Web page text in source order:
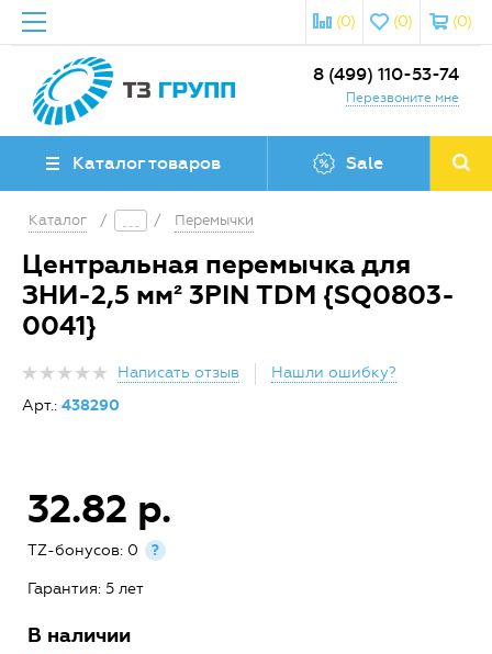
(0)
(0)
(0)
8 (499) 110-53-74
Перезвоните мне
Каталог товаров Sale
Каталог / / Перемычки
Центральная перемычка для
ЗНИ-2,5 мм² 3PIN TDM {SQ0803-
0041}
Написать отзыв
Нашли ошибку?
Арт.: 438290
32.82 р.
TZ-бонусов: 0 ?
Гарантия: 5 лет
В наличии